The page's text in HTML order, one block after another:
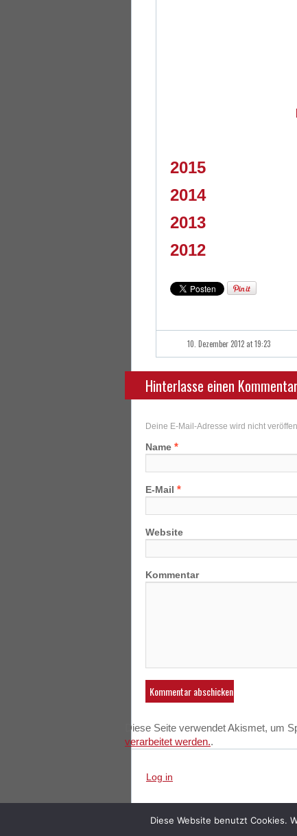
2015
2014
2013
2012
10. Dezember 2012 at 19:23
Hinterlasse einen Kommentar
Deine E-Mail-Adresse wird nicht
Name *
E-Mail *
Website
Kommentar
Diese Seite verwendet Akismet, um
verarbeitet werden..
Log in
Diese Website benutzt Cookies.